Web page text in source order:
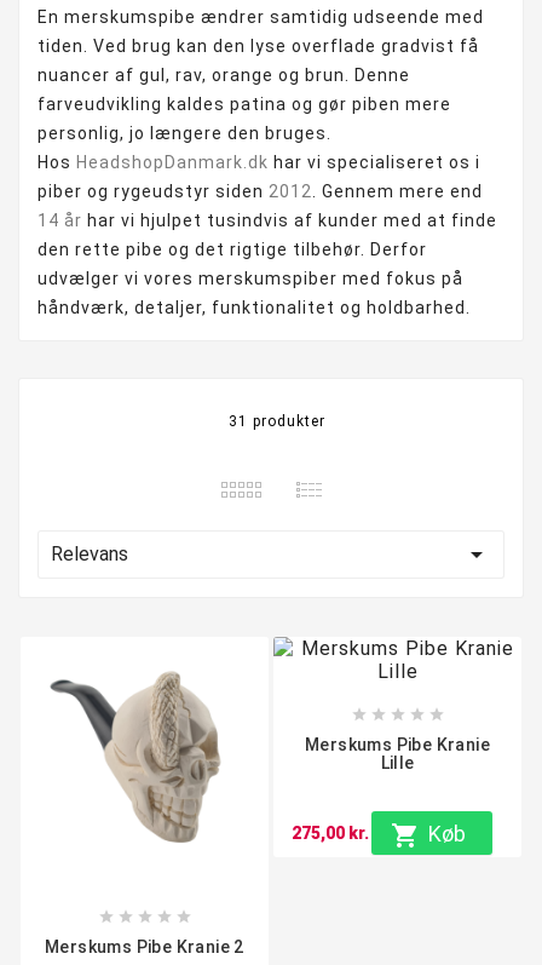
En merskumspibe ændrer samtidig udseende med
tiden. Ved brug kan den lyse overflade gradvist få
nuancer af gul, rav, orange og brun. Denne
farveudvikling kaldes patina og gør piben mere
personlig, jo længere den bruges.
Hos HeadshopDanmark.dk har vi specialiseret os i
piber og rygeudstyr siden 2012
. Gennem mere end
14 år har vi hjulpet tusindvis af kunder med at finde
den rette pibe og det rigtige tilbehør. Derfor
udvælger vi vores merskumspiber med fokus på
håndværk, detaljer, funktionalitet og holdbarhed.
31 produkter
Relevans 
    
Merskums Pibe Kranie 2
    
Merskums Pibe Kranie
Lille
275,00 kr.  Køb